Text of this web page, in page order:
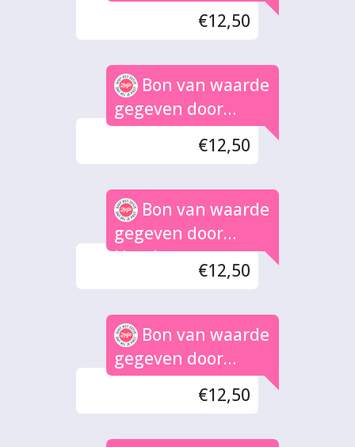
€12,50
Bon van waarde
gegeven door
Gerrit
€12,50
Bon van waarde
gegeven door
Ursula
€12,50
Bon van waarde
gegeven door
Alfred
€12,50